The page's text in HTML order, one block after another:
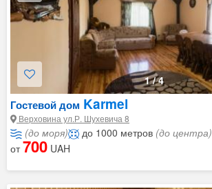
1/4
Гостевой дом Karmel
Верховина ул.Р. Шухевича 8
(до моря) до 1000 метров (до центра)
от700 UAH